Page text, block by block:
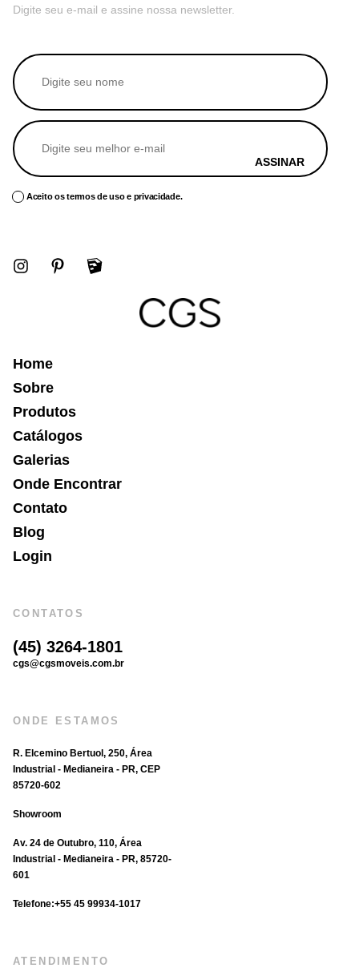
Digite seu e-mail e assine nossa newsletter.
Aceito os termos de uso e privacidade.
ASSINAR
Home
Sobre
Produtos
Catálogos
Galerias
Onde Encontrar
Contato
Blog
Login
CONTATOS
(45) 3264-1801
cgs@cgsmoveis.com.br
ONDE ESTAMOS
R. Elcemino Bertuol, 250, Área
Industrial - Medianeira - PR, CEP
85720-602
Showroom
Av. 24 de Outubro, 110, Área
Industrial - Medianeira - PR, 85720-
601
Telefone:‪+55 45 99934‑1017‬
ATENDIMENTO